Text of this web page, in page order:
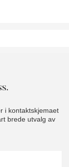
i kontaktskjemaet
brede utvalg av